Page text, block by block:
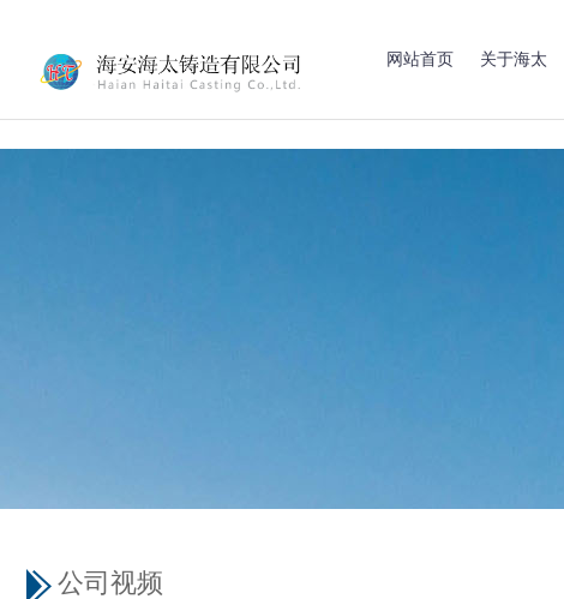
网站首页 关于海太
公司视频